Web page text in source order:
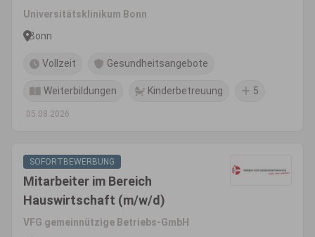
Universitätsklinikum Bonn
Bonn
Vollzeit Gesundheitsangebote
Weiterbildungen Kinderbetreuung 5
05.08.2026
SOFORTBEWERBUNG
Mitarbeiter im Bereich
Hauswirtschaft (m/w/d)
VFG gemeinnützige Betriebs-GmbH